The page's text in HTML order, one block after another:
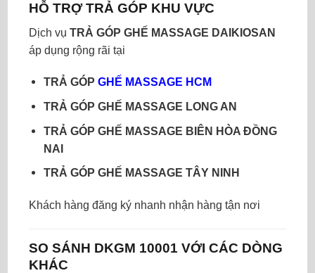
HỖ TRỢ TRẢ GÓP KHU VỰC
Dịch vụ TRẢ GÓP GHẾ MASSAGE DAIKIOSAN
áp dụng rộng rãi tại
TRẢ GÓP GHẾ MASSAGE HCM
TRẢ GÓP GHẾ MASSAGE LONG AN
TRẢ GÓP GHẾ MASSAGE BIÊN HÒA ĐỒNG
NAI
TRẢ GÓP GHẾ MASSAGE TÂY NINH
Khách hàng đăng ký nhanh nhận hàng tận nơi
SO SÁNH DKGM 10001 VỚI CÁC DÒNG
KHÁC